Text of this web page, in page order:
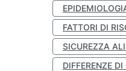
FATTORI DI
SICUREZZA
DIFFERENZE DI